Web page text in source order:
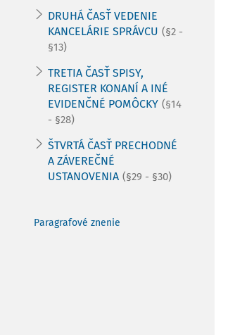
DRUHÁ ČASŤ VEDENIE
KANCELÁRIE SPRÁVCU (§2 -
§13)
TRETIA ČASŤ SPISY,
REGISTER KONANÍ A INÉ
EVIDENČNÉ POMÔCKY (§14
- §28)
ŠTVRTÁ ČASŤ PRECHODNÉ
A ZÁVEREČNÉ
USTANOVENIA (§29 - §30)
Paragrafové znenie